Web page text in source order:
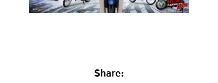
Share: